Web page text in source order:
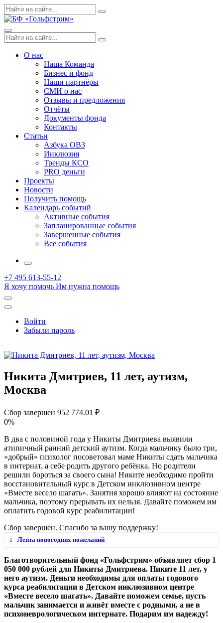
Skip
to
Поиск
по:
Search
Menu
Поиск
по:
Search
О нас
Наша Команда
Бизнес и фонд
Наши партнёры
СМИ о нас
Отзывы и предложения
Отчёты
Документы фонда
Контакты
Статьи
Азбука ОВЗ
Инклюзия
Тренды КСО
PRO деньги
Проекты
Новости
Получить помощь
Календарь событий
Активные события
Запланированные события
Завершенные события
Все события
More
+7 495 613-55-12
Я хочу помочь Им нужна помощь
Открыть
поиск
Профиль
Войти
Забыли пароль
Никита Дмитриев, 11 лет, аутизм,
Москва
Сбор завершен 952 774.01 ₽
0%
В два с половиной года у Никиты Дмитриева выявили
атипичный ранний детский аутизм. Когда мальчику было три,
«добрый» психолог посоветовал маме Никиты сдать мальчика
в интернат, а себе родить другого ребёнка. Но родители
решили бороться за своего сына! Никите необходимо пройти
восстановительный курс в Детском инклюзивном центре
«Вместе весело шагать». Занятия хорошо влияют на состояние
мальчика, поэтому прерывать их нельзя. Давайте поможем им
оплатить годовой курс реабилитации!
Сбор завершен. Спасибо за вашу поддержку!
Лента новогодних пожеланий
Выздоровления и счастья
Cветлана Кузнецова 21.07.2022, 10:21
Удачи!
Благотворительный фонд «Гольфстрим» объявляет сбор 1
050 000 рублей для Никиты Дмитриева. Никите 11 лет, у
него аутизм. Деньги необходимы для оплаты годового
курса реабилитации в Детском инклюзивном центре
«Вместе весело шагать». Давайте поможем семье, пусть
мальчик занимается и живёт вместе с родными, а не в
психоневрологическом интернате. Подарим им надежду!